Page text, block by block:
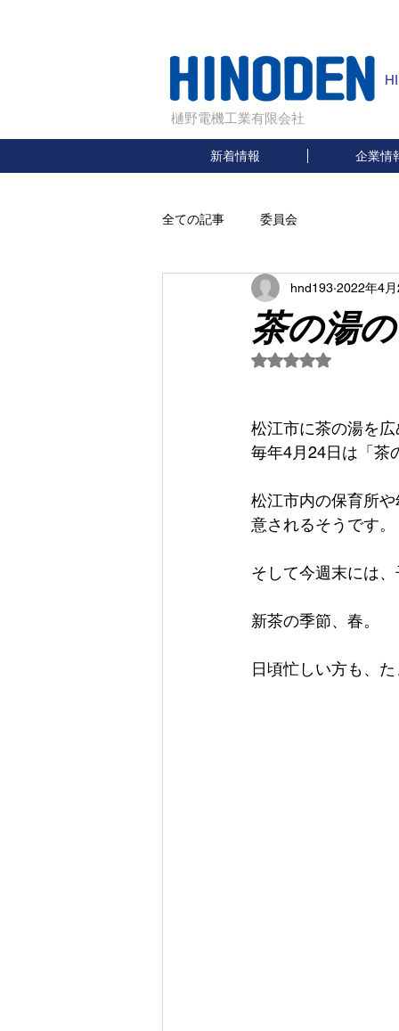
樋野電機工業有限会社
新着情報 企業情
全ての記事 委員会
茶の湯
hnd193 2022年4
5つ星のうちNaN
松江市に茶の湯を
毎年4月24日は「茶
松江市内の保育所
意されるそうです。
そして今週末には
新茶の季節、春。
日頃忙しい方も、